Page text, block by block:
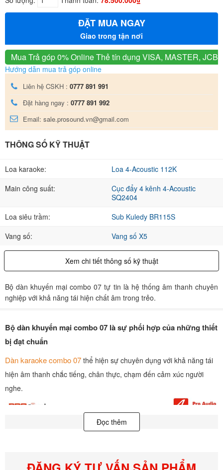
ĐẶT MUA NGAY
Giao trong tận nơi
Mua Trả góp 0% OnlineThẻ tín dụng VISA, MASTER, JCB
Hướng dẫn mua trả góp online
Liên hệ CSKH : 0777 891 991
Đặt hàng ngay : 0777 891 992
Email: sale.prosound.vn@gmail.com
THÔNG SỐ KỸ THUẬT
Loa karaoke:
Loa 4-Acoustic 112K
Main công suất:
Cục đẩy 4 kênh 4-Acoustic
SQ2404
Loa siêu trầm:
Sub Kuledy BR115S
Vang số:
Vang số X5
Xem chi tiết thông số kỹ thuật
Bộ dàn khuyến mại combo 07 tự tin là hệ thống âm thanh chuyên
nghiệp với khả năng tái hiện chất âm trong trẻo.
Bộ dàn khuyến mại combo 07 là sự phối hợp của những thiết
bị đạt chuẩn
Dàn karaoke combo 07 thể hiện sự chuyên dụng với khả năng tái
hiện âm thanh chắc tiếng, chân thực, chạm đến cảm xúc người
nghe.
Đọc thêm